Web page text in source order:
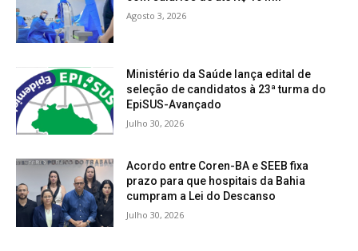
Agosto 3, 2026
Ministério da Saúde lança edital de
seleção de candidatos à 23ª turma do
EpiSUS-Avançado
Julho 30, 2026
Acordo entre Coren-BA e SEEB fixa
prazo para que hospitais da Bahia
cumpram a Lei do Descanso
Julho 30, 2026